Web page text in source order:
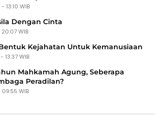
WIB
Dengan Cinta
WIB
Kejahatan Untuk Kemanusiaan
WIB
Mahkamah Agung, Seberapa
Peradilan?
WIB